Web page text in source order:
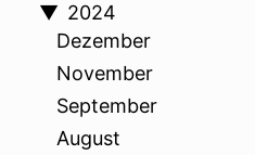
▼ 2024
Dezember
November
September
August